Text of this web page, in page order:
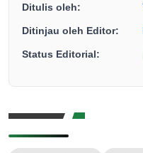
Ditulis oleh:
Ditinjau oleh Editor:
Status Editorial: